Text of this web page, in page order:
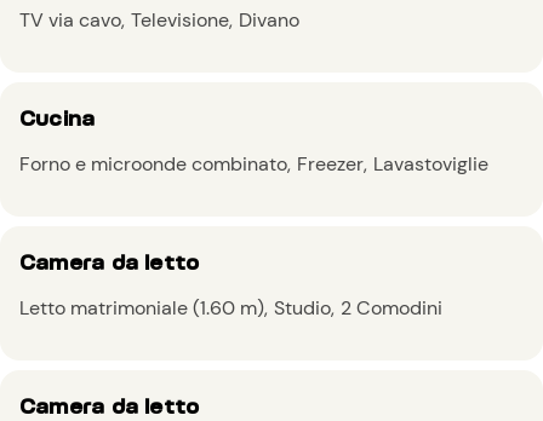
TV via cavo Televisione Divano
Cucina
Forno e microonde combinato Freezer Lavastoviglie
Camera da letto
Letto matrimoniale (1.60 m) Studio 2 Comodini
Camera da letto